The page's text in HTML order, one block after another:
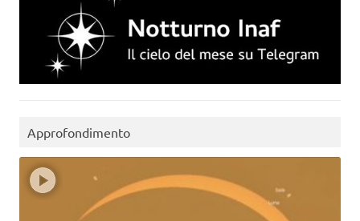
Approfondimento